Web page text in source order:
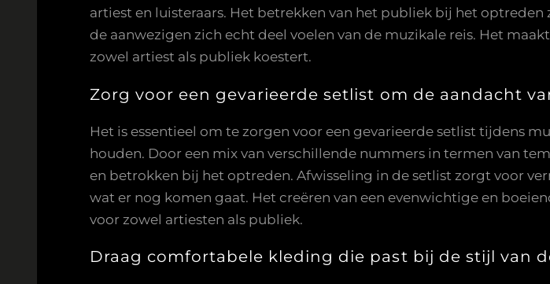
artiest en luisteraars. Het betrekken van het publiek bij het
de aanwezigen zich echt deel voelen van de muzikale reis. Het
zowel artiest als publiek koestert.
Zorg voor een gevarieerde setlist om de aandacht
Het is essentieel om te zorgen voor een gevarieerde setlist tijdens
houden. Door een mix van verschillende nummers in termen van
en betrokken bij het optreden. Afwisseling in de setlist zorgt voor
wat er nog komen gaat. Het creëren van een evenwichtige en
voor zowel artiesten als publiek.
Draag comfortabele kleding die past bij de stijl van